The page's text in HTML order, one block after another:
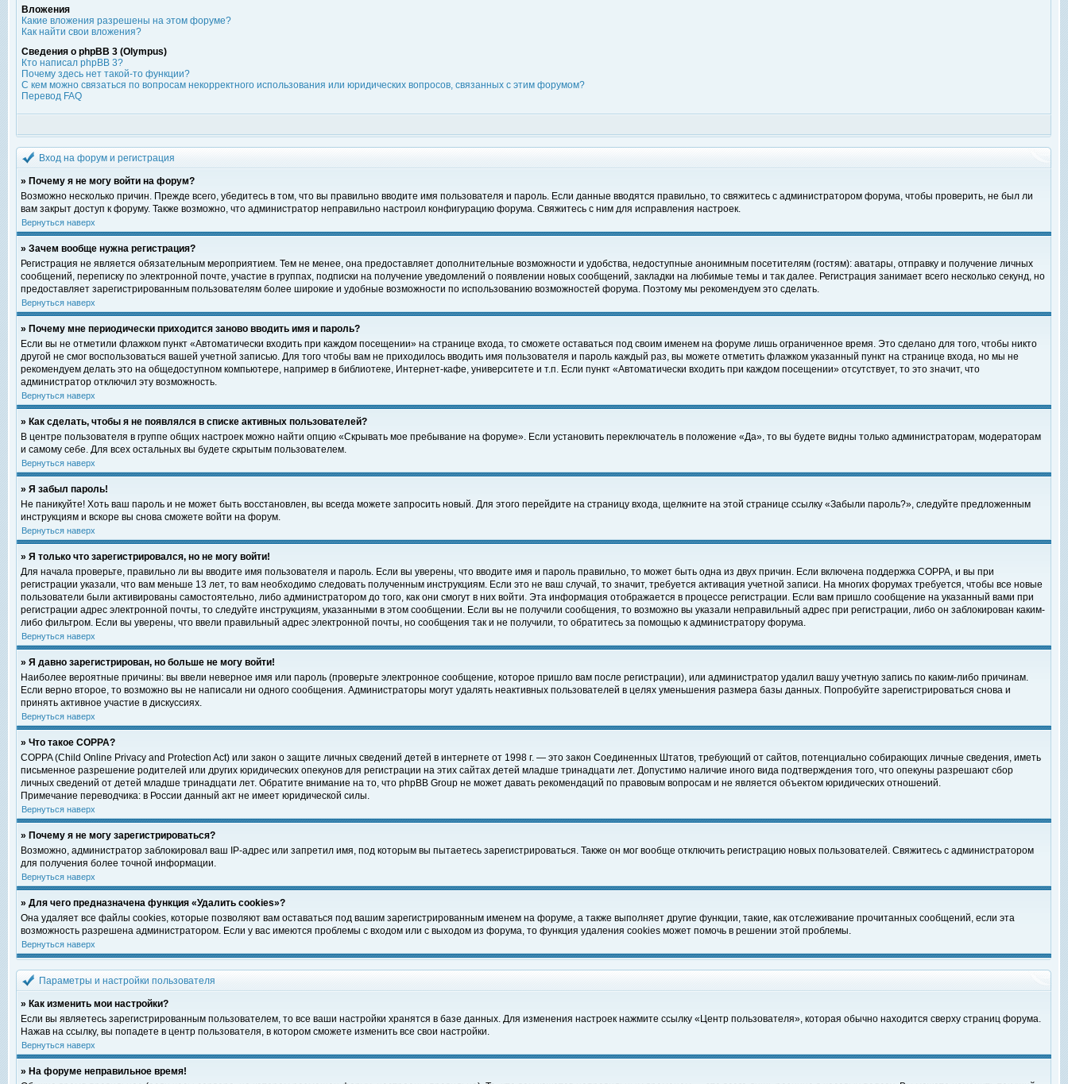
Вложения
Какие вложения разрешены на этом форуме?
Как найти свои вложения?
Сведения о phpBB 3 (Olympus)
Кто написал phpBB 3?
Почему здесь нет такой-то функции?
С кем можно связаться по вопросам некорректного использования или юридических вопросов, связанных с этим форумом?
Перевод FAQ
Вход на форум и регистрация
» Почему я не могу войти на форум?
Возможно несколько причин. Прежде всего, убедитесь в том, что вы правильно вводите имя пользователя и пароль. Если данные вводятся правильно, то свяжитесь с администратором форума, чтобы проверить, не был ли
вам закрыт доступ к форуму. Также возможно, что администратор неправильно настроил конфигурацию форума. Свяжитесь с ним для исправления настроек.
Вернуться наверх
» Зачем вообще нужна регистрация?
Регистрация не является обязательным мероприятием. Тем не менее, она предоставляет дополнительные возможности и удобства, недоступные анонимным посетителям (гостям): аватары, отправку и получение личных
сообщений, переписку по электронной почте, участие в группах, подписки на получение уведомлений о появлении новых сообщений, закладки на любимые темы и так далее. Регистрация занимает всего несколько секунд, но
предоставляет зарегистрированным пользователям более широкие и удобные возможности по использованию возможностей форума. Поэтому мы рекомендуем это сделать.
Вернуться наверх
» Почему мне периодически приходится заново вводить имя и пароль?
Если вы не отметили флажком пункт «Автоматически входить при каждом посещении» на странице входа, то сможете оставаться под своим именем на форуме лишь ограниченное время. Это сделано для того, чтобы никто
другой не смог воспользоваться вашей учетной записью. Для того чтобы вам не приходилось вводить имя пользователя и пароль каждый раз, вы можете отметить флажком указанный пункт на странице входа, но мы не
рекомендуем делать это на общедоступном компьютере, например в библиотеке, Интернет-кафе, университете и т.п. Если пункт «Автоматически входить при каждом посещении» отсутствует, то это значит, что
администратор отключил эту возможность.
Вернуться наверх
» Как сделать, чтобы я не появлялся в списке активных пользователей?
В центре пользователя в группе общих настроек можно найти опцию «Скрывать мое пребывание на форуме». Если установить переключатель в положение «Да», то вы будете видны только администраторам, модераторам
и самому себе. Для всех остальных вы будете скрытым пользователем.
Вернуться наверх
» Я забыл пароль!
Не паникуйте! Хоть ваш пароль и не может быть восстановлен, вы всегда можете запросить новый. Для этого перейдите на страницу входа, щелкните на этой странице ссылку «Забыли пароль?», следуйте предложенным
инструкциям и вскоре вы снова сможете войти на форум.
Вернуться наверх
» Я только что зарегистрировался, но не могу войти!
Для начала проверьте, правильно ли вы вводите имя пользователя и пароль. Если вы уверены, что вводите имя и пароль правильно, то может быть одна из двух причин. Если включена поддержка COPPA, и вы при
регистрации указали, что вам меньше 13 лет, то вам необходимо следовать полученным инструкциям. Если это не ваш случай, то значит, требуется активация учетной записи. На многих форумах требуется, чтобы все новые
пользователи были активированы самостоятельно, либо администратором до того, как они смогут в них войти. Эта информация отображается в процессе регистрации. Если вам пришло сообщение на указанный вами при
регистрации адрес электронной почты, то следуйте инструкциям, указанными в этом сообщении. Если вы не получили сообщения, то возможно вы указали неправильный адрес при регистрации, либо он заблокирован каким-
либо фильтром. Если вы уверены, что ввели правильный адрес электронной почты, но сообщения так и не получили, то обратитесь за помощью к администратору форума.
Вернуться наверх
» Я давно зарегистрирован, но больше не могу войти!
Наиболее вероятные причины: вы ввели неверное имя или пароль (проверьте электронное сообщение, которое пришло вам после регистрации), или администратор удалил вашу учетную запись по каким-либо причинам.
Если верно второе, то возможно вы не написали ни одного сообщения. Администраторы могут удалять неактивных пользователей в целях уменьшения размера базы данных. Попробуйте зарегистрироваться снова и
принять активное участие в дискуссиях.
Вернуться наверх
» Что такое COPPA?
COPPA (Child Online Privacy and Protection Act) или закон о защите личных сведений детей в интернете от 1998 г. — это закон Соединенных Штатов, требующий от сайтов, потенциально собирающих личные сведения, иметь
письменное разрешение родителей или других юридических опекунов для регистрации на этих сайтах детей младше тринадцати лет. Допустимо наличие иного вида подтверждения того, что опекуны разрешают сбор
личных сведений от детей младше тринадцати лет. Обратите внимание на то, что phpBB Group не может давать рекомендаций по правовым вопросам и не является объектом юридических отношений.
Примечание переводчика: в России данный акт не имеет юридической силы.
Вернуться наверх
» Почему я не могу зарегистрироваться?
Возможно, администратор заблокировал ваш IP-адрес или запретил имя, под которым вы пытаетесь зарегистрироваться. Также он мог вообще отключить регистрацию новых пользователей. Свяжитесь с администратором
для получения более точной информации.
Вернуться наверх
» Для чего предназначена функция «Удалить cookies»?
Она удаляет все файлы cookies, которые позволяют вам оставаться под вашим зарегистрированным именем на форуме, а также выполняет другие функции, такие, как отслеживание прочитанных сообщений, если эта
возможность разрешена администратором. Если у вас имеются проблемы с входом или с выходом из форума, то функция удаления cookies может помочь в решении этой проблемы.
Вернуться наверх
Параметры и настройки пользователя
» Как изменить мои настройки?
Если вы являетесь зарегистрированным пользователем, то все ваши настройки хранятся в базе данных. Для изменения настроек нажмите ссылку «Центр пользователя», которая обычно находится сверху страниц форума.
Нажав на ссылку, вы попадете в центр пользователя, в котором сможете изменить все свои настройки.
Вернуться наверх
» На форуме неправильное время!